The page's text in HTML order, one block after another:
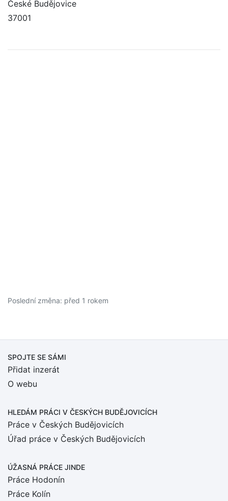
České Budějovice
37001
Poslední změna: před 1 rokem
SPOJTE SE SÁMI
Přidat inzerát
O webu
HLEDÁM PRÁCI V ČESKÝCH BUDĚJOVICÍCH
Práce v Českých Budějovicích
Úřad práce v Českých Budějovicích
ÚŽASNÁ PRÁCE JINDE
Práce Hodonín
Práce Kolín